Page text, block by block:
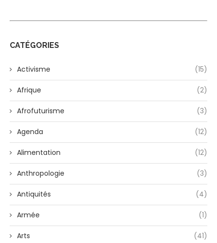
CATÉGORIES
Activisme (15)
Afrique (2)
Afrofuturisme (3)
Agenda (12)
Alimentation (12)
Anthropologie (3)
Antiquités (4)
Armée (1)
Arts (41)